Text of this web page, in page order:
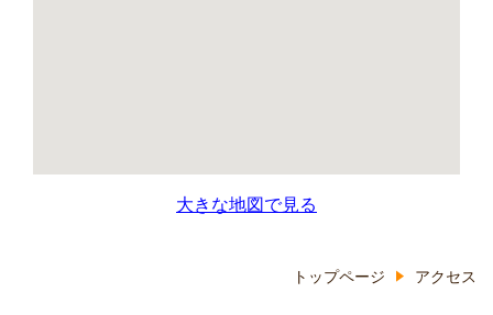
大きな地図で見る
トップページ アクセス